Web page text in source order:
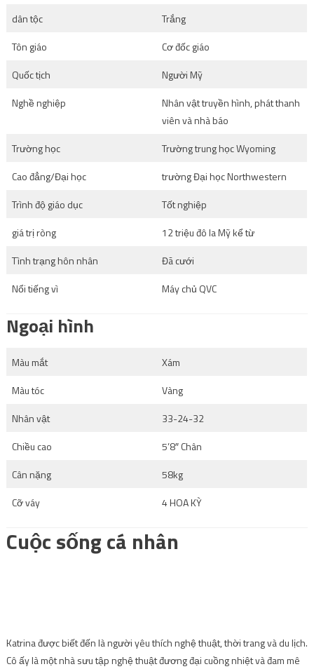
dân tộc
Trắng
Tôn giáo
Cơ đốc giáo
Quốc tịch
Người Mỹ
Nghề nghiệp
Nhân vật truyền hình, phát thanh
viên và nhà báo
Trường học
Trường trung học Wyoming
Cao đẳng/Đại học
trường Đại học Northwestern
Trình độ giáo dục
Tốt nghiệp
giá trị ròng
12 triệu đô la Mỹ kể từ
Tình trạng hôn nhân
Đã cưới
Nổi tiếng vì
Máy chủ QVC
Ngoại hình
Màu mắt
Xám
Màu tóc
Vàng
Nhân vật
33-24-32
Chiều cao
5’8″ Chân
Cân nặng
58kg
Cỡ váy
4 HOA KỲ
Cuộc sống cá nhân
Katrina được biết đến là người yêu thích nghệ thuật, thời trang và du lịch.
Cô ấy là một nhà sưu tập nghệ thuật đương đại cuồng nhiệt và đam mê